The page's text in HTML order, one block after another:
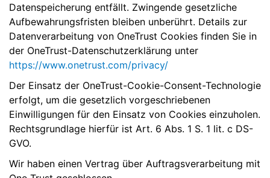
Datenspeicherung entfällt. Zwingende gesetzliche
Aufbewahrungsfristen bleiben unberührt. Details zur
Datenverarbeitung von OneTrust Cookies finden Sie in
der OneTrust-Datenschutzerklärung unter
https://www.onetrust.com/privacy/
Der Einsatz der OneTrust-Cookie-Consent-Technologie
erfolgt, um die gesetzlich vorgeschriebenen
Einwilligungen für den Einsatz von Cookies einzuholen.
Rechtsgrundlage hierfür ist Art. 6 Abs. 1 S. 1 lit. c DS-
GVO.
Wir haben einen Vertrag über Auftragsverarbeitung mit